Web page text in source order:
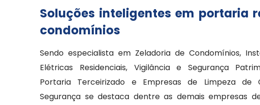
Soluções inteligentes em portaria
condomínios
Sendo especialista em Zeladoria de Condomínios,
Elétricas Residenciais, Vigilância e Segurança
Portaria Terceirizado e Empresas de Limpeza de
Segurança se destaca dentre as demais empresas